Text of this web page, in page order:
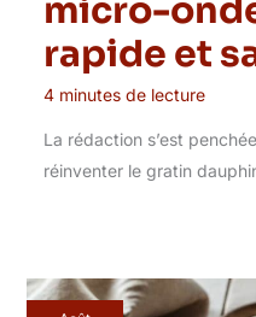
micro-
rapide et
4 minutes de lecture
La rédaction s’est
réinventer le gratin